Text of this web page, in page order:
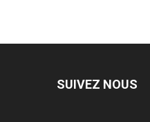
SUIVEZ NOUS